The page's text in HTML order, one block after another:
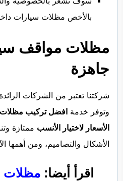
بالأخص مظلات سيارات
مظلات مواقف
جاهزة
شركتنا تعتبر من الشركات
وتوفر خدمة افضل تركيب مظلات
الأسعار لاختيار الأنسب ممتازة
الأشكال والتصاميم، ومن أهمها
اقرأ أيضا: مظلات